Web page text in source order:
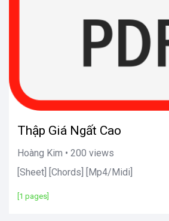
Thập Giá Ngất Cao
Hoàng Kim • 200 views
[Sheet] [Chords] [Mp4/Midi]
[1 pages]